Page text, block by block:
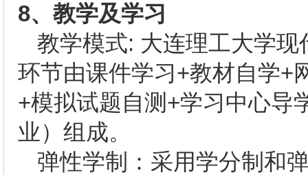
8、教学及学习
教学模式: 大连理工大学
环节由课件学习+教材自学+
+模拟试题自测+学习中心导
业）组成。
弹性学制：采用学分制和